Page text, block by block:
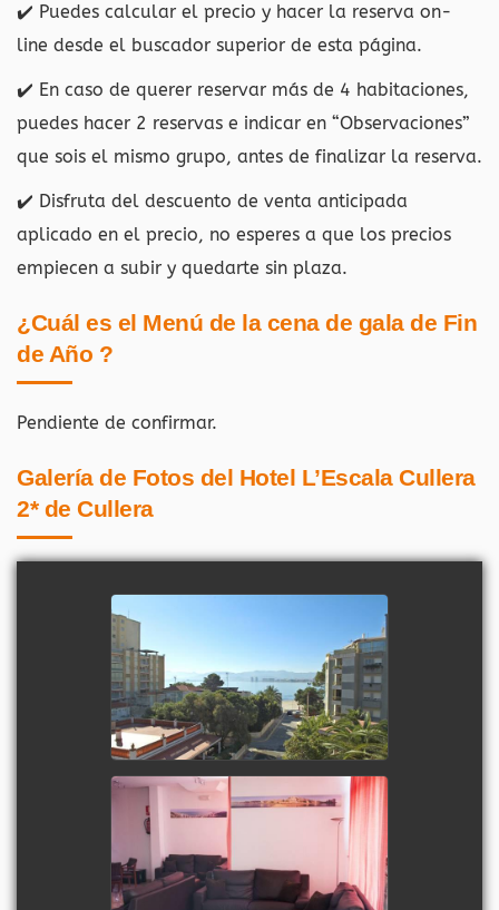
✔️ Puedes calcular el precio y hacer la reserva on-
line desde el buscador superior de esta página.
✔️ En caso de querer reservar más de 4 habitaciones,
puedes hacer 2 reservas e indicar en “Observaciones”
que sois el mismo grupo, antes de finalizar la reserva.
✔️ Disfruta del descuento de venta anticipada
aplicado en el precio, no esperes a que los precios
empiecen a subir y quedarte sin plaza.
¿Cuál es el Menú de la cena de gala de Fin
de Año ?
Pendiente de confirmar.
Galería de Fotos del Hotel L’Escala Cullera
2* de Cullera